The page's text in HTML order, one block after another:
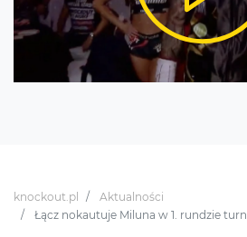
knockout.pl
Aktualności
Łącz nokautuje Miluna w 1. rundzie